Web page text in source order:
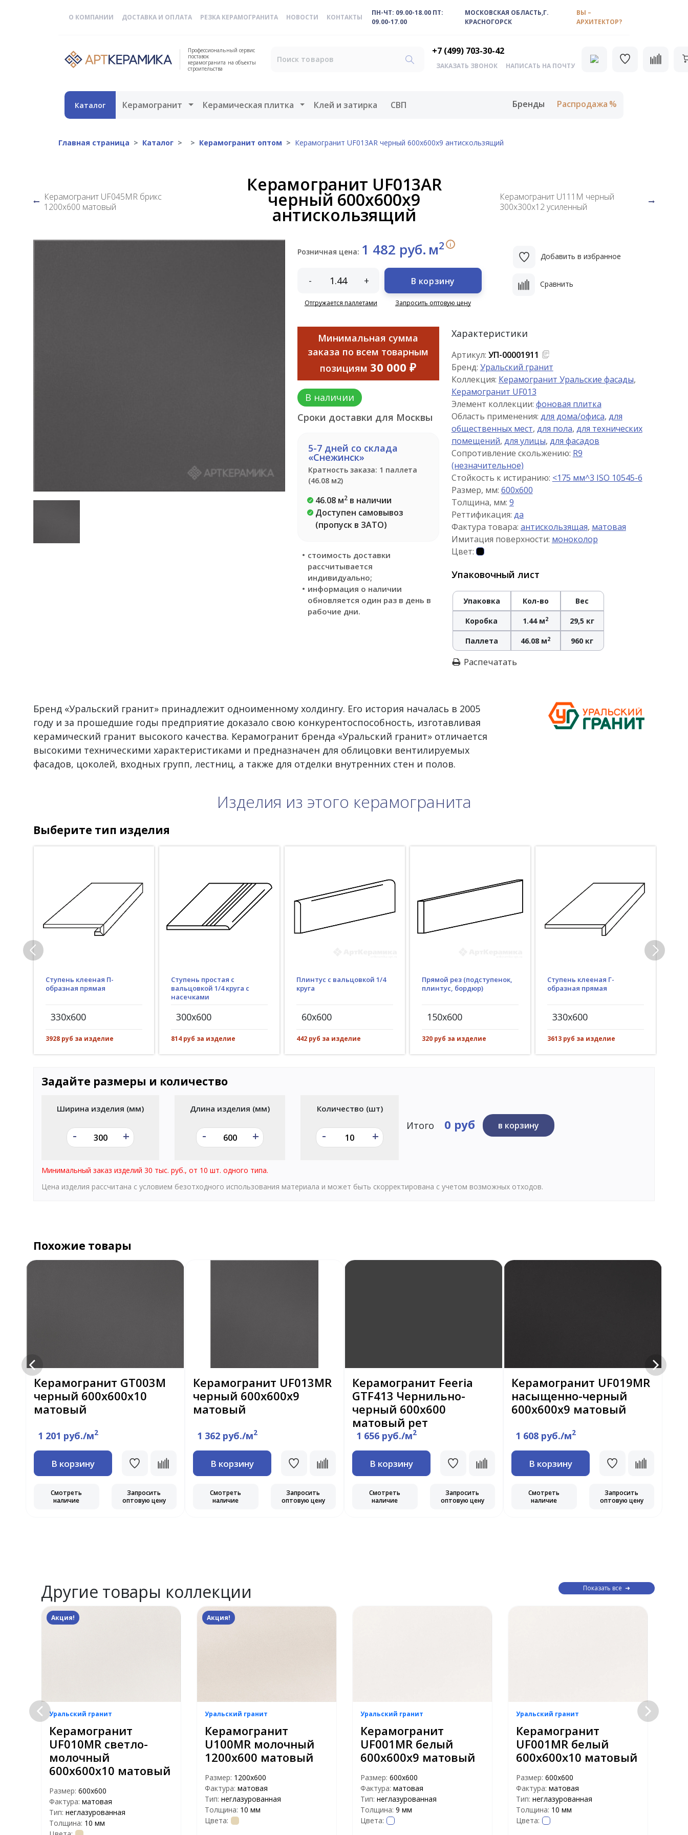
О КОМПАНИИ ДОСТАВКА И ОПЛАТА РЕЗКА КЕРАМОГРАНИТА НОВОСТИ КОНТАКТЫ
ПН-ЧТ: 09.00-18.00 ПТ:
09.00-17.00
МОСКОВСКАЯ ОБЛАСТЬ,Г.
КРАСНОГОРСК
ВЫ –
АРХИТЕКТОР?
Профессиональный сервис
поставок
керамогранита на объекты
строительства
+7 (499) 703-30-42
ЗАКАЗАТЬ ЗВОНОК НАПИСАТЬ НА ПОЧТУ
Каталог Керамогранит Открыть меню
Керамическая плитка Открыть меню
Клей и затирка СВП Бренды Распродажа
Главная страница Каталог Керамогранит оптом Керамогранит UF013AR черный 600x600x9 антискользящий
Керамогранит UF045MR брикс
1200х600 матовый
Керамогранит UF013AR
черный 600x600x9
антискользящий
Керамогранит U111M черный
300х300х12 усиленный
Розничная цена: 1 482 руб. м2 i
- +
Отгружается паллетами
В корзину
Запросить оптовую цену
Добавить в избранное
Сравнить
Минимальная сумма
заказа по всем товарным
позициям 30 000 ₽
В наличии
Сроки доставки для Москвы
5-7 дней со склада
«Снежинск»
Кратность заказа: 1 паллета
(46.08 м2)
46.08 м2в наличии
Доступен самовывоз
(пропуск в ЗАТО)
стоимость доставки
рассчитывается
индивидуально;
информация о наличии
обновляется один раз в день в
рабочие дни.
Характеристики
Артикул: УП-00001911
Бренд: Уральский гранит
Коллекция: Керамогранит Уральские фасады,
Керамогранит UF013
Элемент коллекции: фоновая плитка
Область применения: для дома/офиса, для
общественных мест, для пола, для технических
помещений, для улицы, для фасадов
Сопротивление скольжению: R9
(незначительное)
Стойкость к истиранию: <175 мм^3 ISO 10545-6
Размер, мм: 600x600
Толщина, мм: 9
Реттификация: да
Фактура товара: антискользящая, матовая
Имитация поверхности: моноколор
Цвет:
Упаковочный лист
Упаковка Кол-во Вес
Коробка 1.44 м2 29,5 кг
Паллета 46.08 м2 960 кг
Распечатать
Бренд «Уральский гранит» принадлежит одноименному холдингу. Его история началась в 2005
году и за прошедшие годы предприятие доказало свою конкурентоспособность, изготавливая
керамический гранит высокого качества. Керамогранит бренда «Уральский гранит» отличается
высокими техническими характеристиками и предназначен для облицовки вентилируемых
фасадов, цоколей, входных групп, лестниц, а также для отделки внутренних стен и полов.
Изделия из этого керамогранита
Выберите тип изделия
Ступень клееная П-
образная прямая
330x600
3928 руб за изделие
Ступень простая с
вальцовкой 1/4 круга с
насечками
300x600
814 руб за изделие
Плинтус с вальцовкой 1/4
круга
60x600
442 руб за изделие
Прямой рез (подступенок,
плинтус, бордюр)
150x600
320 руб за изделие
Ступень клееная Г-
образная прямая
330x600
3613 руб за изделие
Задайте размеры и количество
Ширина изделия (мм)
- +
Длина изделия (мм)
- +
Количество (шт)
- +
Итого 0 руб в корзину
Минимальный заказ изделий 30 тыс. руб., от 10 шт. одного типа.
Цена изделия рассчитана с условием безотходного использования материала и может быть скорректирована с учетом возможных отходов.
Похожие товары
Керамогранит GT003M
черный 600х600х10
матовый
1 201 руб./м2
В корзину
Смотреть
наличие
Запросить
оптовую цену
Керамогранит UF013MR
черный 600x600x9
матовый
1 362 руб./м2
В корзину
Смотреть
наличие
Запросить
оптовую цену
Керамогранит Feeria
GTF413 Чернильно-
черный 600х600
матовый рет
1 656 руб./м2
В корзину
Смотреть
наличие
Запросить
оптовую цену
Керамогранит UF019MR
насыщенно-черный
600х600х9 матовый
1 608 руб./м2
В корзину
Смотреть
наличие
Запросить
оптовую цену
Другие товары коллекции Показать все
Акция!
Уральский гранит
Керамогранит
UF010MR светло-
молочный
600х600х10 матовый
Размер: 600х600
Фактура: матовая
Тип: неглазурованная
Толщина: 10 мм
Акция!
Уральский гранит
Керамогранит
U100MR молочный
1200х600 матовый
Размер: 1200х600
Фактура: матовая
Тип: неглазурованная
Толщина: 10 мм
Цвета:
Уральский гранит
Керамогранит
UF001MR белый
600х600х9 матовый
Размер: 600х600
Фактура: матовая
Тип: неглазурованная
Толщина: 9 мм
Цвета:
Уральский гранит
Керамогранит
UF001MR белый
600х600х10 матовый
Размер: 600х600
Фактура: матовая
Тип: неглазурованная
Толщина: 10 мм
Цвета: